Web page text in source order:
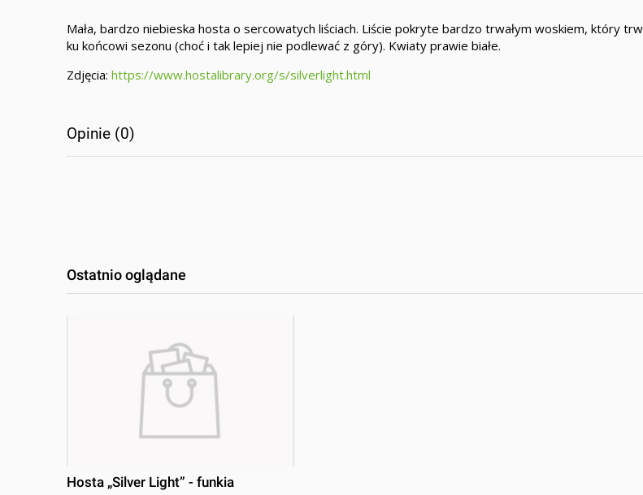
Mała, bardzo niebieska hosta o sercowatych liściach. Liście pokryte bardzo trwałym woskiem, który
ku końcowi sezonu (choć i tak lepiej nie podlewać z góry). Kwiaty prawie białe.
Zdjęcia: https://www.hostalibrary.org/s/silverlight.html
Opinie (0)
Ostatnio oglądane
Hosta „Silver Light” - funkia